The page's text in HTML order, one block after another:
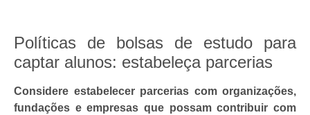
Políticas de bolsas de estudo para
captar alunos: estabeleça parcerias
Considere estabelecer parcerias com organizações,
fundações e empresas que possam contribuir com